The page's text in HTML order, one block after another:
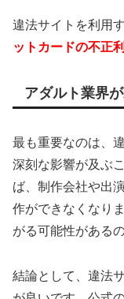
違法サイトを利用す
ットカードの不正
アダルト業界
最も重要なのは、
深刻な影響が及ぶ
ば、制作会社や出
作ができなくなり
がる可能性があるの
結論として、違法